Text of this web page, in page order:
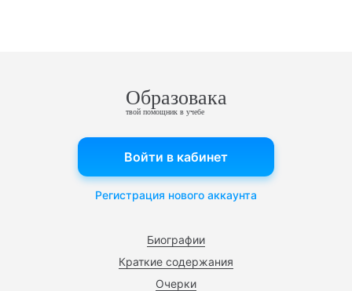
Образовака
твой помощник в учебе
Биографии
Краткие содержания
Очерки
Войти в кабинет
Регистрация нового аккаунта